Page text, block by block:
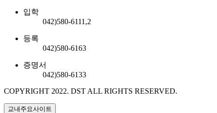
입학
042)580-6111,2
등록
042)580-6163
증명서
042)580-6133
COPYRIGHT 2022. DST ALL RIGHTS RESERVED.
교내주요사이트